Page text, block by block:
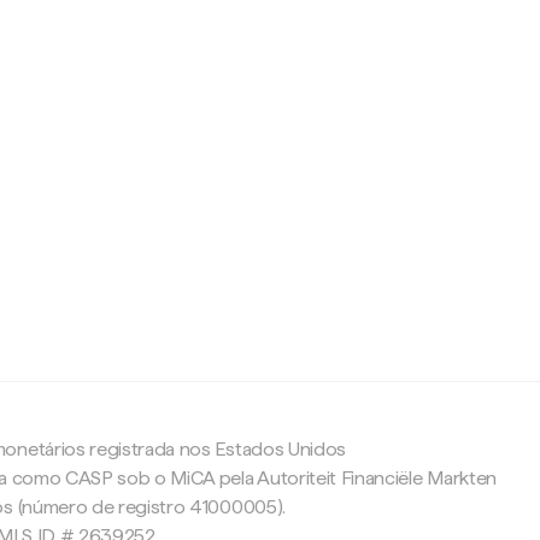
registrada nos Estados Unidos
como CASP sob o MiCA pela Autoriteit Financiële Markten
(número de registro 41000005).